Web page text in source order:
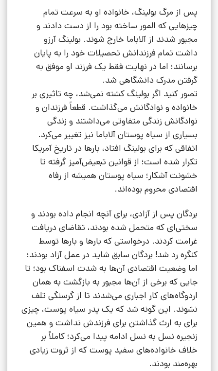
پس از مرگ بولینگ، خانواده او به سرعت تمام
چیزهایی که المور ساخته بود را از دست دادند و
مجبور شدند از آلاباما خارج شوند. بولینگ آرزو
داشت تمام فرزندانش تحصیلات خود را به پایان
برسانند؛ اما در نهایت فقط یک فرزند او موفق به
گرفتن مدرک دانشگاهی شد.
تصور کنید اگر بولینگ کشته نمی‌شد، چه تاثیری بر
خانواده و نوادگانش می‌گذاشت. قطعاً فرزندان و
نوادگانش زندگی متفاوتی می‌داشتند و زندگی
بسیاری از سیاه پوستان آلاباما نیز تغییر می‌کرد.
اتفاقی که برای بولینگ افتاد، بارها در تاریخ آمریکا
تکرار شده است؛ از قوانین تبعیض‌آمیز گرفته تا
خشونت آشکار؛ سیاه پوستان همیشه از رفاه
اقتصادی محروم بوده‌اند.
بردگان پس از آزادی، برای آنچه انجام داده بودند و
سختی‌ای که متحمل شده بودند، تقاضای دریافت
غرامت کردند. درخواستی که بارها و بارها توسط
کنگره رد شد! بردگان سابق شاید در عمل آزاد بودند؛
اما وضعیت اقتصادی آن‌ها به شدت اسفناک بود؛ تا
جایی که برخی از آن‌ها مجبور به بازگشت به همان
اردوگاه‌های کار اجباری می‌شدند تا از گرسنگی تلف
نشوند. این گونه شد که یک پدر سیاه پوست، چیزی
برای به ارث گذاشتن برای فرزندش نداشت و همین
زنجیره نسل به نسل ادامه پیدا می‌کرد؛ کاملاً بر
خلاف خانواده‌های سفید پوست که از ثروت زیادی
بهره‌مند بودند.